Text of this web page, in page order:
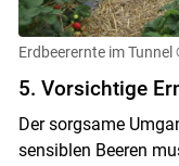
Erdbeerernte im Tunnel
5. Vorsichtige
Der sorgsame
sensiblen Beeren